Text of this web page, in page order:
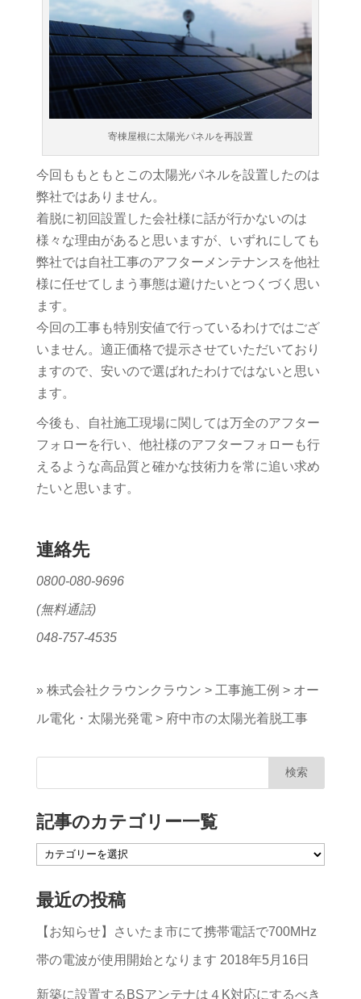
寄棟屋根に太陽光パネルを再設置
今回ももともとこの太陽光パネルを設置したのは
弊社ではありません。
着脱に初回設置した会社様に話が行かないのは
様々な理由があると思いますが、いずれにしても
弊社では自社工事のアフターメンテナンスを他社
様に任せてしまう事態は避けたいとつくづく思い
ます。
今回の工事も特別安値で行っているわけではござ
いません。適正価格で提示させていただいており
ますので、安いので選ばれたわけではないと思い
ます。
今後も、自社施工現場に関しては万全のアフター
フォローを行い、他社様のアフターフォローも行
えるような高品質と確かな技術力を常に追い求め
たいと思います。
連絡先
0800-080-9696
(無料通話)
048-757-4535
» 株式会社クラウンクラウン > 工事施工例 > オー
ル電化・太陽光発電 > 府中市の太陽光着脱工事
記事のカテゴリー一覧
記
の
カ
テ
ゴ
最近の投稿
【お知らせ】さいたま市にて携帯電話で700MHz
帯の電波が使用開始となります 2018年5月16日
新築に設置するBSアンテナは４K対応にするべき